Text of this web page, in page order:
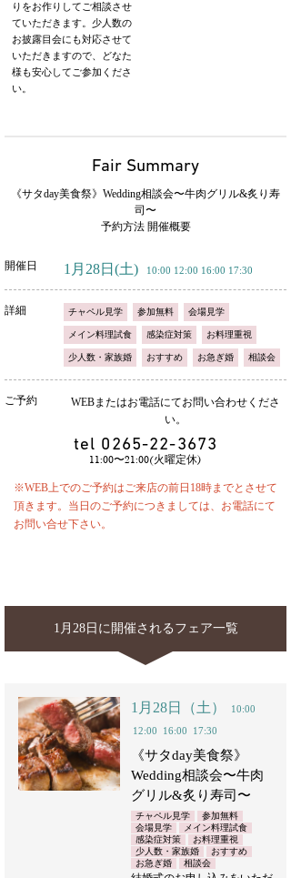
りをお作りしてご相談させ
ていただきます。少人数の
お披露目会にも対応させて
いただきますので、どなた
様も安心してご参加くださ
い。
Fair Summary
《サタday美食祭》Wedding相談会〜牛肉グリル&炙り寿
司〜
予約方法 開催概要
開催日 1月28日 (土) 10:00 12:00 16:00 17:30
詳細 チャペル見学 参加無料 会場見学
メイン料理試食 感染症対策 お料理重視
少人数・家族婚 おすすめ お急ぎ婚 相談会
ご予約
WEBまたはお電話にてお問い合わせくださ
い。
tel 0265-22-3673
11:00〜21:00(火曜定休)
※WEB上でのご予約はご来店の前日18時までとさせて
頂きます。当日のご予約につきましては、お電話にて
お問い合せ下さい。
1月28日に開催されるフェア一覧
1月28日（土）
10:00
12:00
16:00 17:30
《サタday美食祭》
Wedding相談会〜牛肉
グリル&炙り寿司〜
チャペル見学
参加無料
会場見学
メイン料理試食
感染症対策
お料理重視
少人数・家族婚
おすすめ
お急ぎ婚
相談会